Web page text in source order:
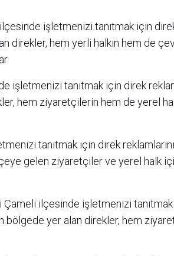
işletmenizi tanıtmak için
direkler, hem yerli halkın hem de
işletmenizi tanıtmak için direk
hem ziyaretçilerin hem de yerel
tanıtmak için direk
gelen ziyaretçiler ve yerel halk
Çameli ilçesinde işletmenizi
bölgede yer alan direkler, hem